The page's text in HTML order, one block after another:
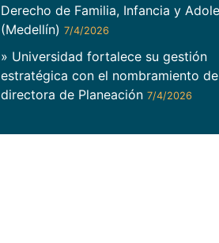
Derecho de Familia, Infancia y
(Medellín) 7/4/2026
» Universidad fortalece su gestión
estratégica con el nombramiento
directora de Planeación 7/4/2026